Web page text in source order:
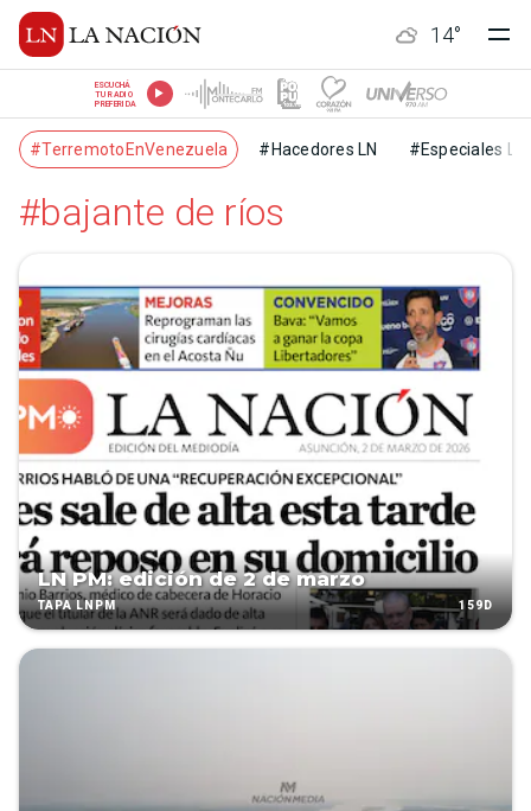
14°
ESCUCHÁ
TU RADIO
PREFERIDA
#TerremotoEnVenezuela #Hacedores LN #Especiales LN
#bajante de ríos
LN PM: edición de 2 de marzo
TAPA LNPM 159D